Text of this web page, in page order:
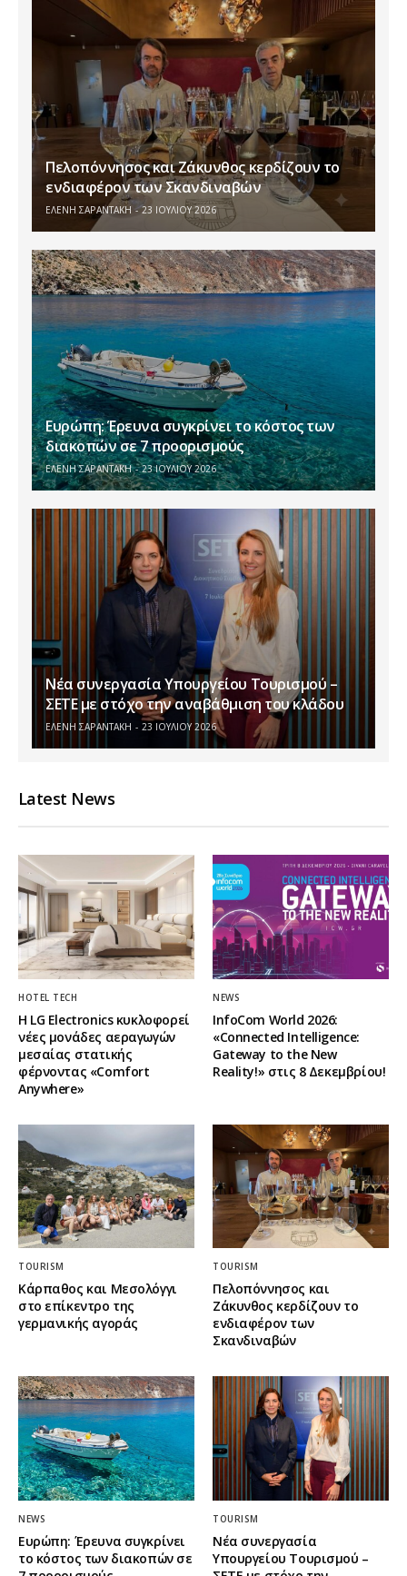
Πελοπόννησος και Ζάκυνθος κερδίζουν το
ενδιαφέρον των Σκανδιναβών
ΕΛΕΝΗ ΣΑΡΑΝΤΑΚΗ 23 ΙΟΥΛΊΟΥ 2026
Ευρώπη: Έρευνα συγκρίνει το κόστος των
διακοπών σε 7 προορισμούς
ΕΛΕΝΗ ΣΑΡΑΝΤΑΚΗ 23 ΙΟΥΛΊΟΥ 2026
Νέα συνεργασία Υπουργείου Τουρισμού –
ΣΕΤΕ με στόχο την αναβάθμιση του κλάδου
ΕΛΕΝΗ ΣΑΡΑΝΤΑΚΗ 23 ΙΟΥΛΊΟΥ 2026
Latest News
HOTEL TECH
Η LG Electronics κυκλοφορεί
νέες μονάδες αεραγωγών
μεσαίας στατικής
φέρνοντας «Comfort
Anywhere»
NEWS
InfoCom World 2026:
«Connected Intelligence:
Gateway to the New
Reality!» στις 8 Δεκεμβρίου!
TOURISM
Κάρπαθος και Μεσολόγγι
στο επίκεντρο της
γερμανικής αγοράς
TOURISM
Πελοπόννησος και
Ζάκυνθος κερδίζουν το
ενδιαφέρον των
Σκανδιναβών
NEWS
Ευρώπη: Έρευνα συγκρίνει
το κόστος των διακοπών σε
TOURISM
Νέα συνεργασία
Υπουργείου Τουρισμού –